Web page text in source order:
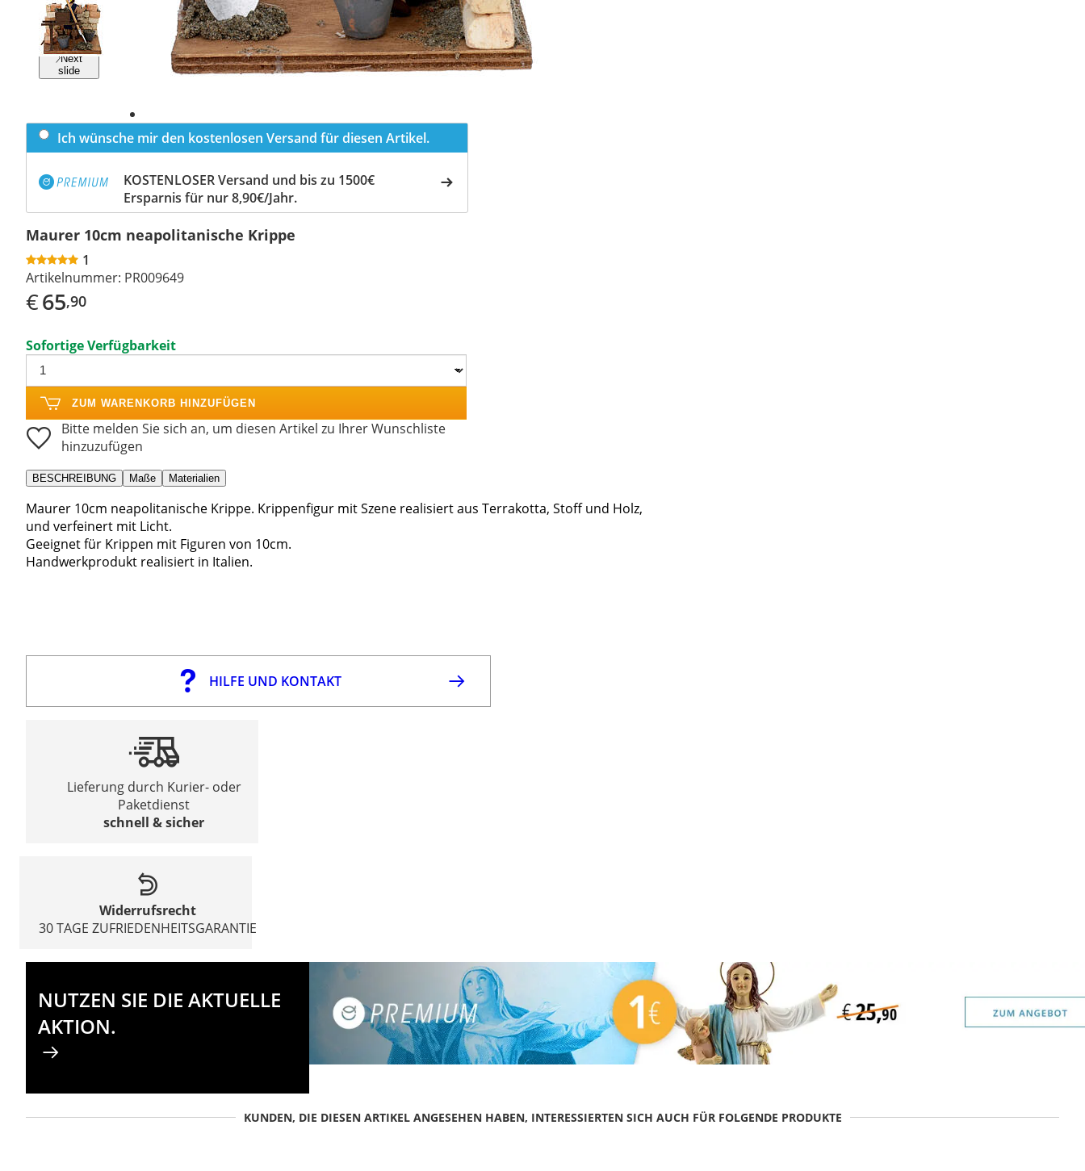
Previous
slide
Next
slide
Ich wünsche mir den kostenlosen Versand für diesen Artikel.
KOSTENLOSER Versand und bis zu 1500€
Ersparnis für nur 8,90€/Jahr.
Maurer 10cm neapolitanische Krippe
1
Artikelnummer: PR009649
€65,90
Sofortige Verfügbarkeit
ZUM WARENKORB HINZUFÜGEN
Bitte melden Sie sich an, um diesen Artikel zu Ihrer Wunschliste
hinzuzufügen
BESCHREIBUNG Maße Materialien
Maurer 10cm neapolitanische Krippe. Krippenfigur mit Szene realisiert aus Terrakotta, Stoff und Holz,
und verfeinert mit Licht.
Geeignet für Krippen mit Figuren von 10cm.
Handwerkprodukt realisiert in Italien.
HILFE UND KONTAKT
Lieferung durch Kurier- oder
Paketdienst
schnell & sicher
Widerrufsrecht
30 TAGE ZUFRIEDENHEITSGARANTIE
NUTZEN SIE DIE AKTUELLE
AKTION.
KUNDEN, DIE DIESEN ARTIKEL ANGESEHEN HABEN, INTERESSIERTEN SICH AUCH FÜR FOLGENDE PRODUKTE